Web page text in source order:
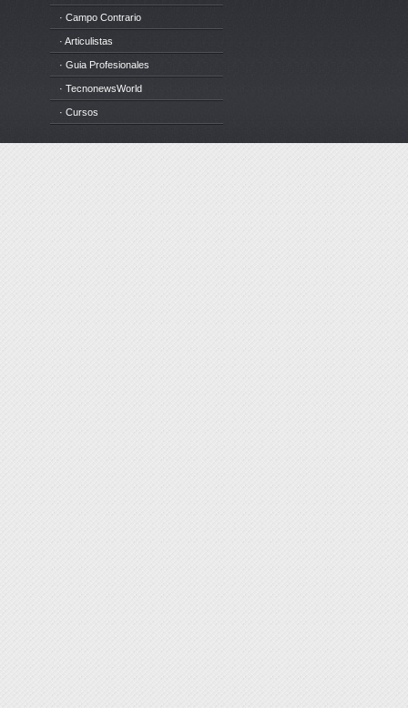
· Campo Contrario
· Articulistas
· Guia Profesionales
· TecnonewsWorld
· Cursos